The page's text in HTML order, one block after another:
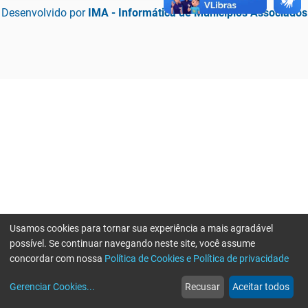
Desenvolvido por IMA - Informática de Municípios Associados
web
Notícias
more_horiz
Mais
Usamos cookies para tornar sua experiência a mais agradável
possível. Se continuar navegando neste site, você assume
concordar com nossa Política de Cookies e Política de privacidade
Gerenciar Cookies... Recusar Aceitar todos
Erro ao enviar informações, por favor tente novamente